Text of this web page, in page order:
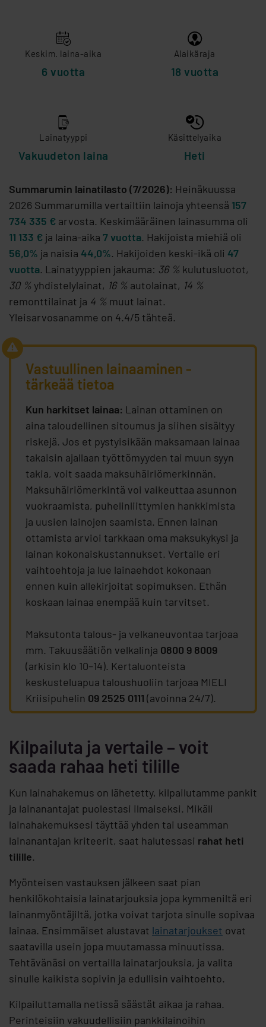
Keskim. laina-aika
6 vuotta
Alaikäraja
18 vuotta
Lainatyyppi
Vakuudeton laina
Käsittelyaika
Heti
Summarumin lainatilasto (7/2026): Heinäkuussa
2026 Summarumilla vertailtiin lainoja yhteensä 157
734 335 € arvosta. Keskimääräinen lainasumma oli
11 133 € ja laina-aika 7 vuotta. Hakijoista miehiä oli
56,0% ja naisia 44,0%. Hakijoiden keski-ikä oli 47
vuotta. Lainatyyppien jakauma: 36 % kulutusluotot,
30 % yhdistelylainat, 16 % autolainat, 14 %
remonttilainat ja 4 % muut lainat.
Yleisarvosanamme on 4.4/5 tähteä.
Vastuullinen lainaaminen -
tärkeää tietoa
Kun harkitset lainaa: Lainan ottaminen on
aina taloudellinen sitoumus ja siihen sisältyy
riskejä. Jos et pystyisikään maksamaan lainaa
takaisin ajallaan työttömyyden tai muun syyn
takia, voit saada maksuhäiriömerkinnän.
Maksuhäiriömerkintä voi vaikeuttaa asunnon
vuokraamista, puhelinliittymien hankkimista
ja uusien lainojen saamista. Ennen lainan
ottamista arvioi tarkkaan oma maksukykysi ja
lainan kokonaiskustannukset. Vertaile eri
vaihtoehtoja ja lue lainaehdot kokonaan
ennen kuin allekirjoitat sopimuksen. Ethän
koskaan lainaa enempää kuin tarvitset.
Maksutonta talous- ja velkaneuvontaa tarjoaa
mm. Takuusäätiön velkalinja 0800 9 8009
(arkisin klo 10–14). Kertaluonteista
keskusteluapua taloushuoliin tarjoaa MIELI
Kriisipuhelin 09 2525 0111 (avoinna 24/7).
Kilpailuta ja vertaile – voit
saada rahaa heti tilille
Kun lainahakemus on lähetetty, kilpailutamme pankit
ja lainanantajat puolestasi ilmaiseksi. Mikäli
lainahakemuksesi täyttää yhden tai useamman
lainanantajan kriteerit, saat halutessasi rahat heti
tilille.
Myönteisen vastauksen jälkeen saat pian
henkilökohtaisia lainatarjouksia jopa kymmeniltä eri
lainanmyöntäjiltä, jotka voivat tarjota sinulle sopivaa
lainaa. Ensimmäiset alustavat lainatarjoukset ovat
saatavilla usein jopa muutamassa minuutissa.
Tehtävänäsi on vertailla lainatarjouksia, ja valita
sinulle kaikista sopivin ja edullisin vaihtoehto.
Kilpailuttamalla netissä säästät aikaa ja rahaa.
Perinteisiin vakuudellisiin pankkilainoihin